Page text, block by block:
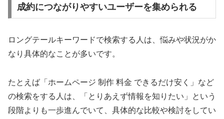
成約につながりやすいユーザーを集められる
ロングテールキーワードで検索する人は、悩みや状況がか
なり具体的なことが多いです。
たとえば「ホームページ 制作 料金 できるだけ安く」など
の検索をする人は、「とりあえず情報を知りたい」という
段階よりも一歩進んでいて、具体的な比較や検討をしてい